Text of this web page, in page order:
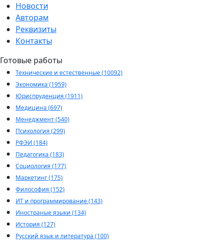
Новости
Авторам
Реквизиты
Контакты
Готовые работы
Технические и естественные (10092)
Экономика (1959)
Юриспруденция (1911)
Медицина (697)
Менеджмент (540)
Психология (299)
РФЭИ (184)
Педагогика (183)
Социология (177)
Маркетинг (175)
Философия (152)
ИТ и программирование (143)
Иностраные языки (134)
История (127)
Русский язык и литература (100)